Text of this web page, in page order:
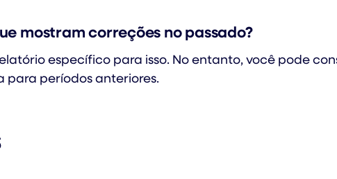
mostram correções no passado?
específico para isso. No entanto, você pode
períodos anteriores.